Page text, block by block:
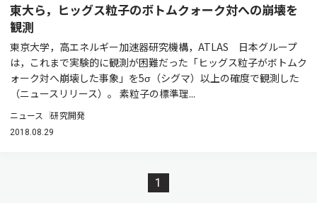
東大ら，ヒッグス粒子のボトムクォーク対への崩壊を
観測
東京大学，高エネルギー加速器研究機構，ATLAS 日本グループ
は，これまで実験的に観測が困難だった「ヒッグス粒子がボトムク
ォーク対へ崩壊した事象」を5σ（シグマ）以上の確度で観測した
（ニュースリリース）。 素粒子の標準理...
ニュース 研究開発
2018.08.29
1